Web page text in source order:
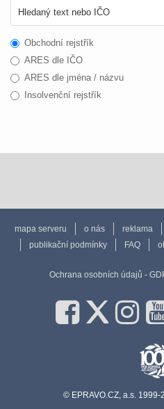
Obchodní rejstřík
ARES dle IČO
ARES dle jména / názvu
Insolvenční rejstřík
mapa serveru o nás reklama
publikační podmínky
FAQ
Ochrana osobních údajů -
© EPRAVO.CZ, a.s.